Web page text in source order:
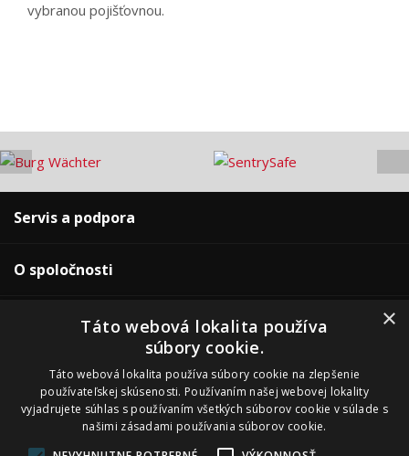
vybranou pojišťovnou.
Servis a podpora
O spoločnosti
Pre zákazníkov
Naše predajne
×
Táto webová lokalita používa
súbory cookie.
Táto webová lokalita používa súbory cookie na zlepšenie
používateľskej skúsenosti. Používaním našej webovej lokality
vyjadrujete súhlas s používaním všetkých súborov cookie v súlade s
našimi zásadami používania súborov cookie.